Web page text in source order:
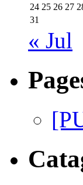
24 25 26 27
31
« Jul